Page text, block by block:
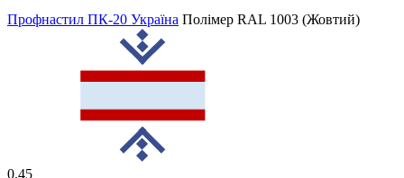
Профнастил ПК-20 Україна Полімер RAL 1003 (Жовтий)
0,45